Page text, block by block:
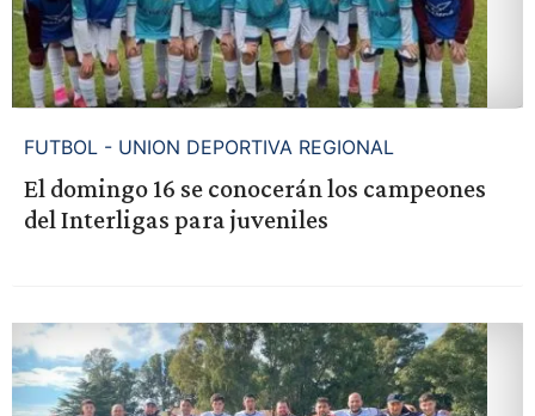
FUTBOL - UNION DEPORTIVA REGIONAL
El domingo 16 se conocerán los campeones
del Interligas para juveniles